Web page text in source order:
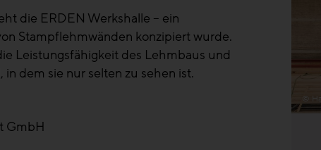
die ERDEN Werkshalle – ein
Stampflehmwänden konzipiert wurde.
Leistungsfähigkeit des Lehmbaus und
dem sie nur selten zu sehen ist.
GmbH
©